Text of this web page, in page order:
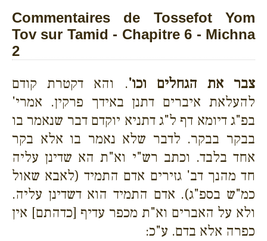
Commentaires de Tossefot Yom
Tov sur Tamid - Chapitre 6 - Michna
2
צבר את הגחלים וכו'. והא דקטרת קודם
להעלאת איברים דתנן באידך פרקין. אמרי'
בפ"ג דיומא דף ל"ג דתניא יוקדם דבר שנאמר בו
בבקר בבקר. לדבר שלא נאמר בו אלא בקר
אחד בלבד. וכתב רש"י וא"ת הא שדינן עליה
חד מהנך דב' גזירים אדם התמיד (לאבא שאול
כמ"ש בספ"ג). אדם התמיד הוא דשדינן עליה.
ולא על האברים וא"ת מכפר עדיף [כדהתם] אין
כפרה אלא בדם. ע"כ: